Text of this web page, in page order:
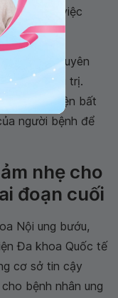
khiến cho việc
thường xuyên
an tâm điều trị.
để phát hiện bất
người bệnh để
nhẹ cho
đoạn cuối
Nội ung bướu,
Đa khoa Quốc tế
cơ sở tin cậy
bệnh nhân ung